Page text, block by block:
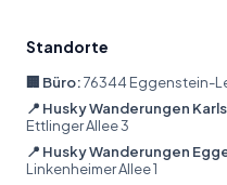
Standorte
🏢 Büro:76344 Eggenstein-
📍 Husky Wanderungen
Ettlinger Allee 3
📍 Husky Wanderungen
Linkenheimer Allee 1